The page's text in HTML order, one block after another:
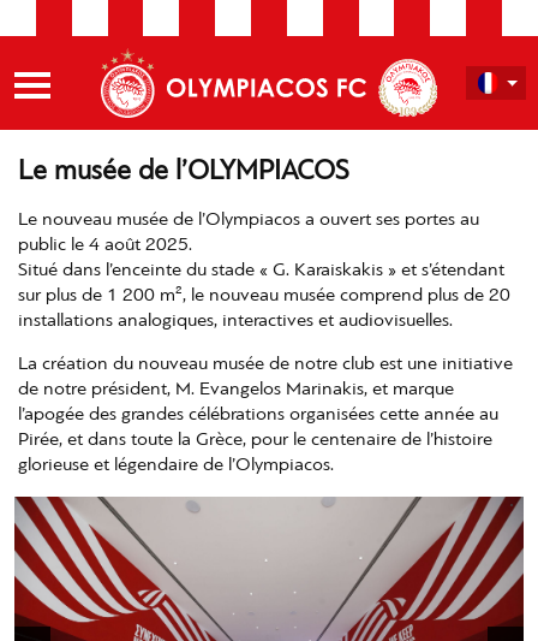
Le musée de l’OLYMPIACOS
Le nouveau musée de l’Olympiacos a ouvert ses portes au
public le 4 août 2025.
Situé dans l’enceinte du stade « G. Karaiskakis » et s’étendant
sur plus de 1 200 m², le nouveau musée comprend plus de 20
installations analogiques, interactives et audiovisuelles.
La création du nouveau musée de notre club est une initiative
de notre président, M. Evangelos Marinakis, et marque
l’apogée des grandes célébrations organisées cette année au
Pirée, et dans toute la Grèce, pour le centenaire de l’histoire
glorieuse et légendaire de l’Olympiacos.